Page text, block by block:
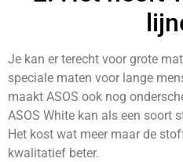
Je kan er terecht voor grote
speciale maten voor lange
maakt ASOS ook nog
ASOS White kan als een soort
Het kost wat meer maar de
kwalitatief beter.